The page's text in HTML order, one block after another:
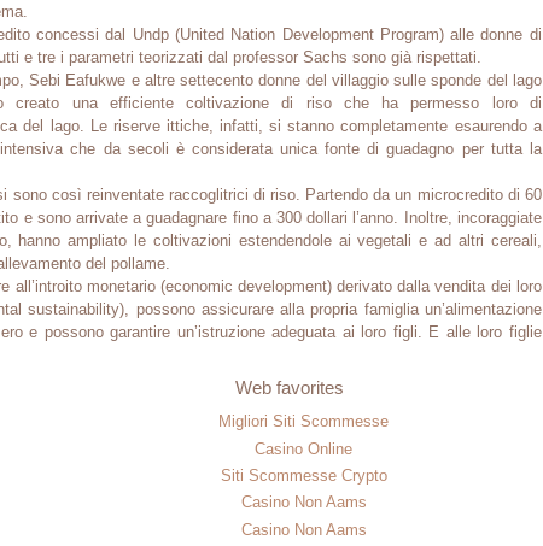
concessi dal Undp (United Nation Development Program) alle donne di
e tre i parametri teorizzati dal professor Sachs sono già rispettati.
Sebi Eafukwe e altre settecento donne del villaggio sulle sponde del lago
creato una efficiente coltivazione di riso che ha permesso loro di
del lago. Le riserve ittiche, infatti, si stanno completamente esaurendo a
che da secoli è considerata unica fonte di guadagno per tutta la
sono così reinventate raccoglitrici di riso. Partendo da un microcredito di 60
e sono arrivate a guadagnare fino a 300 dollari l’anno. Inoltre, incoraggiate
hanno ampliato le coltivazioni estendendole ai vegetali e ad altri cereali,
del pollame.
all’introito monetario (economic development) derivato dalla vendita dei loro
sustainability), possono assicurare alla propria famiglia un’alimentazione
e possono garantire un’istruzione adeguata ai loro figli. E alle loro figlie
Web favorites
Migliori Siti Scommesse
Casino Online
Siti Scommesse Crypto
Casino Non Aams
Casino Non Aams